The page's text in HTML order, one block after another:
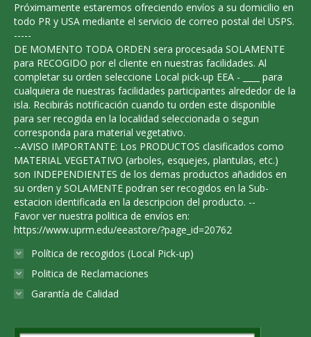
be
on
product
page
Próximamente estaremos ofreciendo envíos a su domicilio en
todo PR y USA mediante el servicio de correo postal del USPS.
-----
DE MOMENTO TODA ORDEN sera procesada SOLAMENTE
para RECOGIDO por el cliente en nuestras facilidades. Al
completar su orden seleccione Local pick-up EEA - ____ para
cualquiera de nuestras facilidades participantes alrededor de la
isla. Recibirás notificación cuando tu orden este disponible
para ser recogida en la localidad seleccionada o segun
corresponda para material vegetativo.
--AVISO IMPORTANTE: Los PRODUCTOS clasificados como
MATERIAL VEGETATIVO (arboles, esquejes, plantulas, etc.)
son INDEPENDIENTES de los demas productos añadidos en
su orden y SOLAMENTE podran ser recogidos en la Sub-
estacion identificada en la descripcion del producto. --
Favor ver nuestra politica de envíos en:
https://www.uprm.edu/eeastore/?page_id=20762
Política de recogidos (Local Pick-up)
Politica de Reclamaciones
Garantía de Calidad